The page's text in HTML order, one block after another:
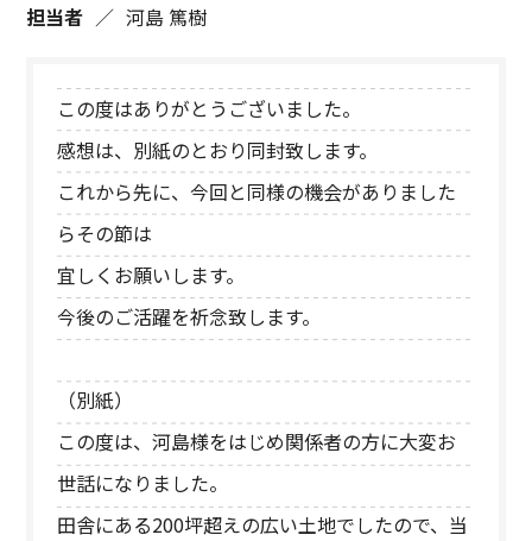
担当者
河島 篤樹
この度はありがとうございました。
感想は、別紙のとおり同封致します。
これから先に、今回と同様の機会がありました
らその節は
宜しくお願いします。
今後のご活躍を祈念致します。
（別紙）
この度は、河島様をはじめ関係者の方に大変お
世話になりました。
田舎にある200坪超えの広い土地でしたので、当